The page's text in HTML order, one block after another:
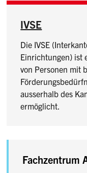
IVSE
Die IVSE
Einrichtungen) ist
von Personen mit
ausserhalb des
ermöglicht.
Fachzentrum